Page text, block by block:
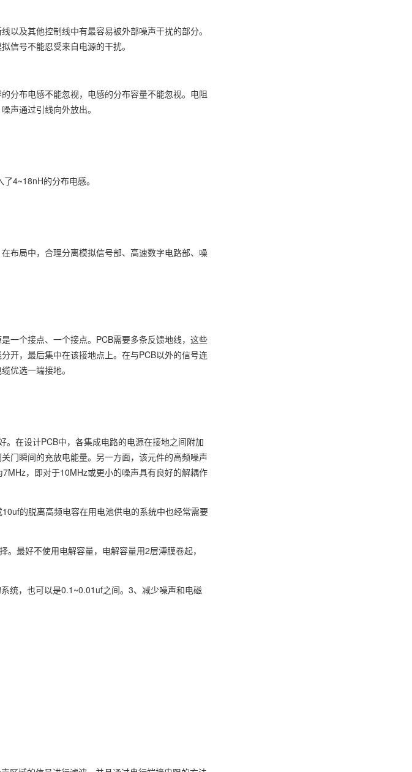
以及其他控制线中有最容易被外部噪声干扰的部分。
信号不能忍受来自电源的干扰。
分布电感不能忽视，电感的分布容量不能忽视。电阻
声通过引线向外放出。
4~18nH的分布电感。
布局中，合理分离模拟信号部、高速数字电路部、噪
一个接点、一个接点。PCB需要多条反馈地线，这些
开，最后集中在该接地点上。在与PCB以外的信号连
优选一端接地。
在设计PCB中，各集成电路的电源在接地之间附加
门瞬间的充放电能量。另一方面，该元件的高频噪声
，即对于10MHz或更小的噪声具有良好的解耦作
的脱离高频电容在用电池供电的系统中也经常需要
最好不使用电解容量，电解容量用2层溥膜卷起，
统，也可以是0.1~0.01uf之间。3、减少噪声和电磁